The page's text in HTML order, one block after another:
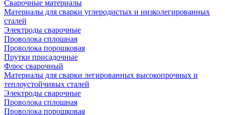
Сварочные материалы
Материалы для сварки углеродистых и низколегированных
сталей
Электроды сварочные
Проволока сплошная
Проволока порошковая
Прутки присадочные
Флюс сварочный
Материалы для сварки легированных высокопрочных и
теплоустойчивых сталей
Электроды сварочные
Проволока сплошная
Проволока порошковая